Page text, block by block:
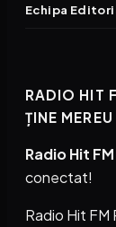
Echipa
RADIO HIT
ȚINE
Radio Hit
conectat!
Radio Hit